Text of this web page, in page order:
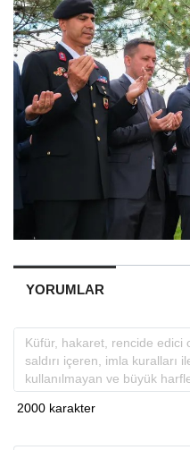
YORUMLAR